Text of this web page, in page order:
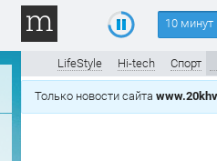
10 минут
LifeStyle Hi-tech Спорт
Только новости сайта